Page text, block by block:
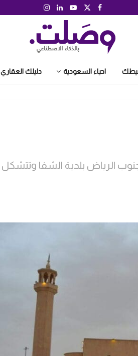
احياء السعودية دليلك العقاري
جنوب الرياض بلدية الشفا وتتشكل